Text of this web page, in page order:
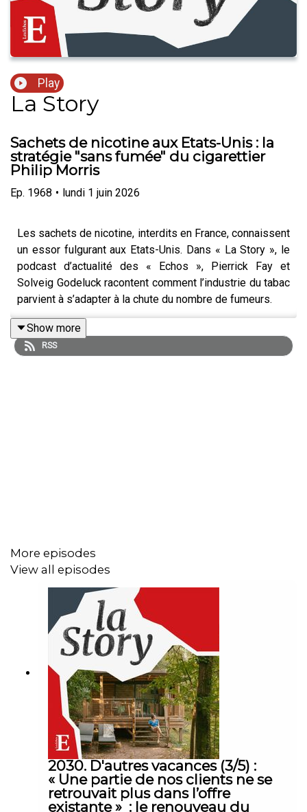
Play
La Story
Sachets de nicotine aux Etats-Unis : la
stratégie "sans fumée" du cigarettier
Philip Morris
Ep. 1968 • lundi 1 juin 2026
Les sachets de nicotine, interdits en France, connaissent
un essor fulgurant aux Etats-Unis. Dans « La Story », le
podcast d’actualité des « Echos », Pierrick Fay et
Solveig Godeluck racontent comment l’industrie du tabac
parvient à s’adapter à la chute du nombre de fumeurs.
« La Story » est un podcast des « Echos » présenté par
Pierrick Fay. Cet épisode a été enregistré en mai 2026.
Rédaction en chef : Clémence Lemaistre. Invitée :
abonnement.lesechos.fr
Show more
RSS
More episodes
View all episodes
2030. D'autres vacances (3/5) :
« Une partie de nos clients ne se
retrouvait plus dans l’offre
existante » : le renouveau du